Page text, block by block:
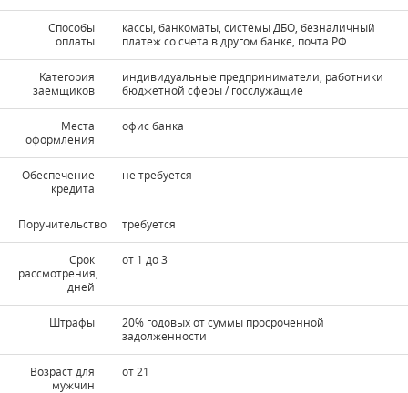
Способы
оплаты
кассы, банкоматы, системы ДБО, безналичный
платеж со счета в другом банке, почта РФ
Kатегория
заемщиков
индивидуальные предприниматели, работники
бюджетной сферы / госслужащие
Места
оформления
офис банка
Обеспечение
кредита
не требуется
Поручительство требуется
Срок
рассмотрения,
дней
от 1 до 3
Штрафы
20% годовых от суммы просроченной
задолженности
Возраст для
мужчин
от 21